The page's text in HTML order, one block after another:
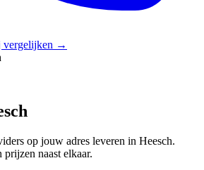
vergelijken →
op jouw adres leveren in Heesch.
prijzen naast elkaar.